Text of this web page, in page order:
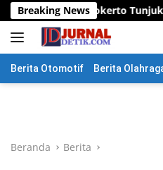
Langsung
ke
konten
Breaking News
Tunjukkan Prestasi di
Berita Otomotif Berita
Beranda Berita